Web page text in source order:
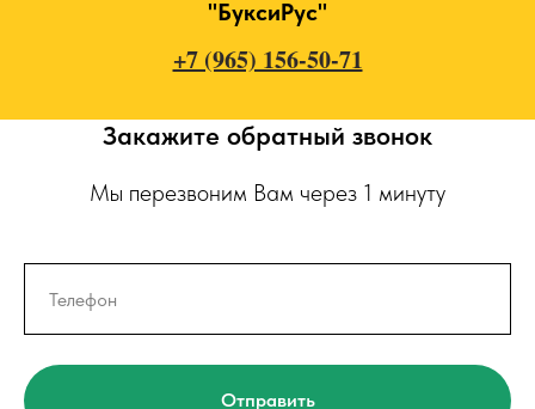
"БуксиРус"
+7 (965) 156-50-71
Закажите обратный звонок
Мы перезвоним Вам через 1 минуту
Отправить